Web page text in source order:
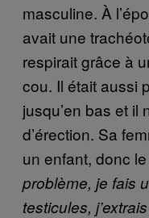
masculine. À
avait une
respirait grâce à
cou. Il était aussi
jusqu’en bas et il
d’érection. Sa
un enfant, donc
problème, je fais
testicules,